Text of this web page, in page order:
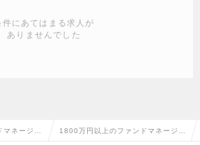
件にあてはまる求人が
ありませんでした
マネージャ 1800万円以上のファンドマネージャ